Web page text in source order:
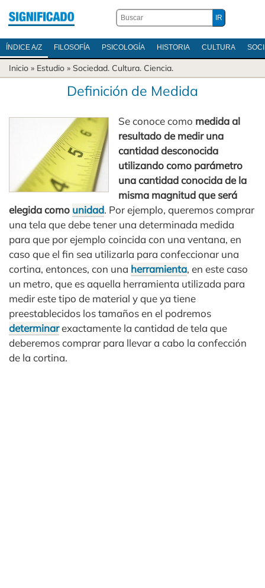
ÍNDICE A/Z FILOSOFÍA PSICOLOGÍA HISTORIA CULTURA
Inicio » Estudio » Sociedad. Cultura. Ciencia.
Definición de Medida
Se conoce como medida al
resultado de medir una
cantidad desconocida
utilizando como parámetro
una cantidad conocida de la
misma magnitud que será
elegida como unidad. Por ejemplo, queremos comprar
una tela que debe tener una determinada medida
para que por ejemplo coincida con una ventana, en
caso que el fin sea utilizarla para confeccionar una
cortina, entonces, con una herramienta, en este caso
un metro, que es aquella herramienta utilizada para
medir este tipo de material y que ya tiene
preestablecidos los tamaños en el podremos
determinarexactamente la cantidad de tela que
deberemos comprar para llevar a cabo la confección
de la cortina.